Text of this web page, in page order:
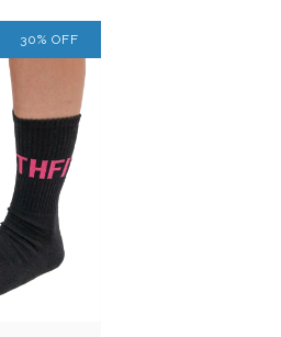
30% OFF